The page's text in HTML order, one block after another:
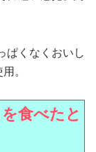
ぱくなくおいし
。
食べたと